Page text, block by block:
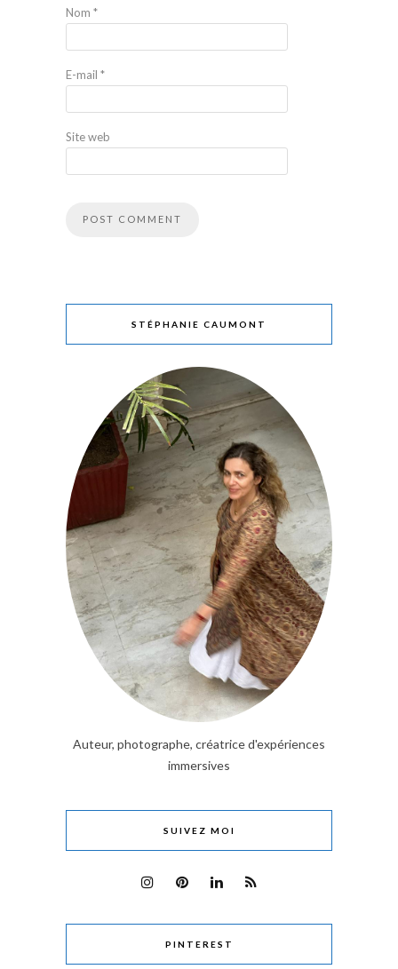
Nom *
E-mail *
Site web
STÉPHANIE CAUMONT
Auteur, photographe, créatrice d'expériences
immersives
SUIVEZ MOI
PINTEREST